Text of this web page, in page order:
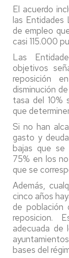
El acuerdo
las Entidades
de empleo
casi 115.000
Las
objetivos
reposición
disminución
tasa del 10%
que
Si no han
gasto y
bajas que se
75% en los
que se
Además,
cinco años
de población
reposicion.
adecuada de
bases del